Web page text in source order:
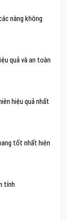
nàng không
quả và an toàn
hiệu quả nhất
tốt nhất hiện
tính